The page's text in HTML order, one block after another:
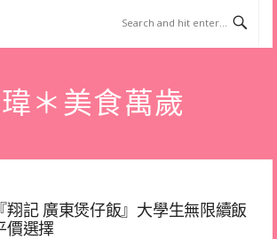
＊美食萬歲
翔記 廣東煲仔飯』大學生無限續飯
價選擇